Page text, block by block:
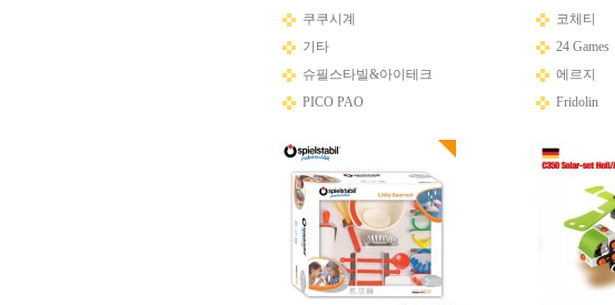
쿠쿠시계 코체티
기타
24 Games
슈필스타빌&아이테크
에르지
PICO PAO
Fridolin